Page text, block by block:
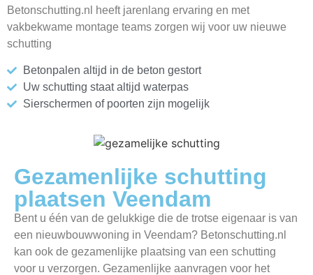
Betonschutting.nl heeft jarenlang ervaring en met
vakbekwame montage teams zorgen wij voor uw nieuwe
schutting
Betonpalen altijd in de beton gestort
Uw schutting staat altijd waterpas
Sierschermen of poorten zijn mogelijk
Gezamenlijke schutting
plaatsen Veendam
Bent u één van de gelukkige die de trotse eigenaar is van
een nieuwbouwwoning in Veendam? Betonschutting.nl
kan ook de gezamenlijke plaatsing van een schutting
voor u verzorgen. Gezamenlijke aanvragen voor het